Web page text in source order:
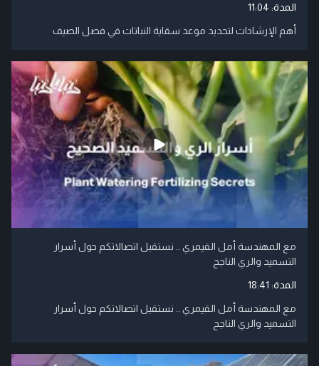
المدة: 11:04
أهم الإرشادات لتحديد موعد سقاية النباتات في فصل الصيف
مع المهندسة أمل القيمري .. نستقبل اتصالاتكم حول أسرار
التسميد والري الناجح
المدة: 18:41
مع المهندسة أمل القيمري .. نستقبل اتصالاتكم حول أسرار
التسميد والري الناجح